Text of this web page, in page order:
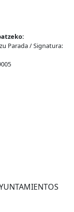
Parada / Signatura: